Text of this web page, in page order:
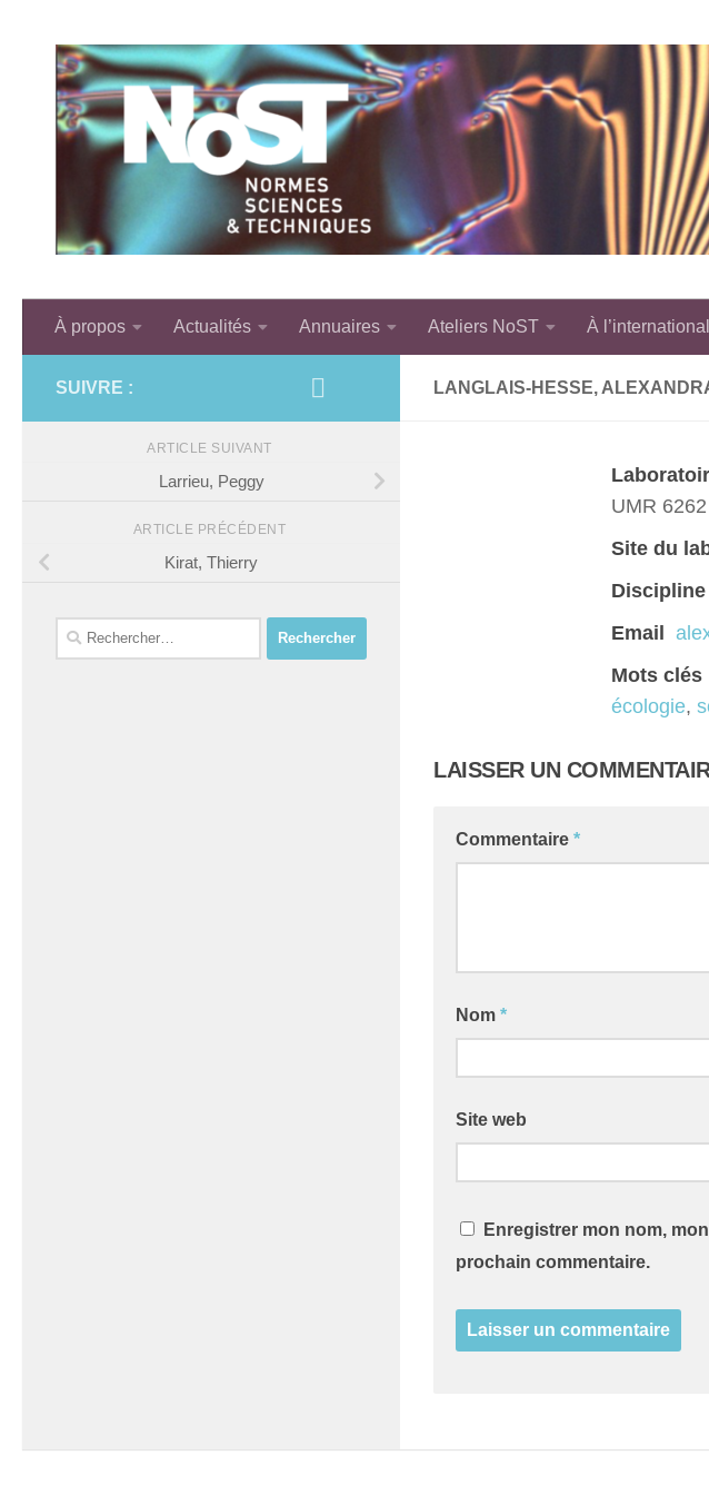
À propos Actualités Annuaires Ateliers NoST À l’international
LANGLAIS-HESSE,
UMR 6262
Site du
Discipline
Email
Mots clés
écologie,
LAISSER UN
Commentaire *
Nom *
Site web
Enregistrer mon nom,
prochain commentaire.
SUIVRE :
ARTICLE SUIVANT
Larrieu, Peggy
ARTICLE PRÉCÉDENT
Kirat, Thierry
Rechercher :